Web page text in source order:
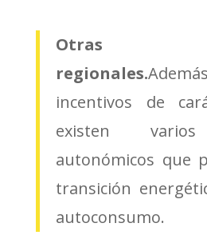
Otras
regionales.
incentivos de
existen
autonómicos que
transición
autoconsumo.